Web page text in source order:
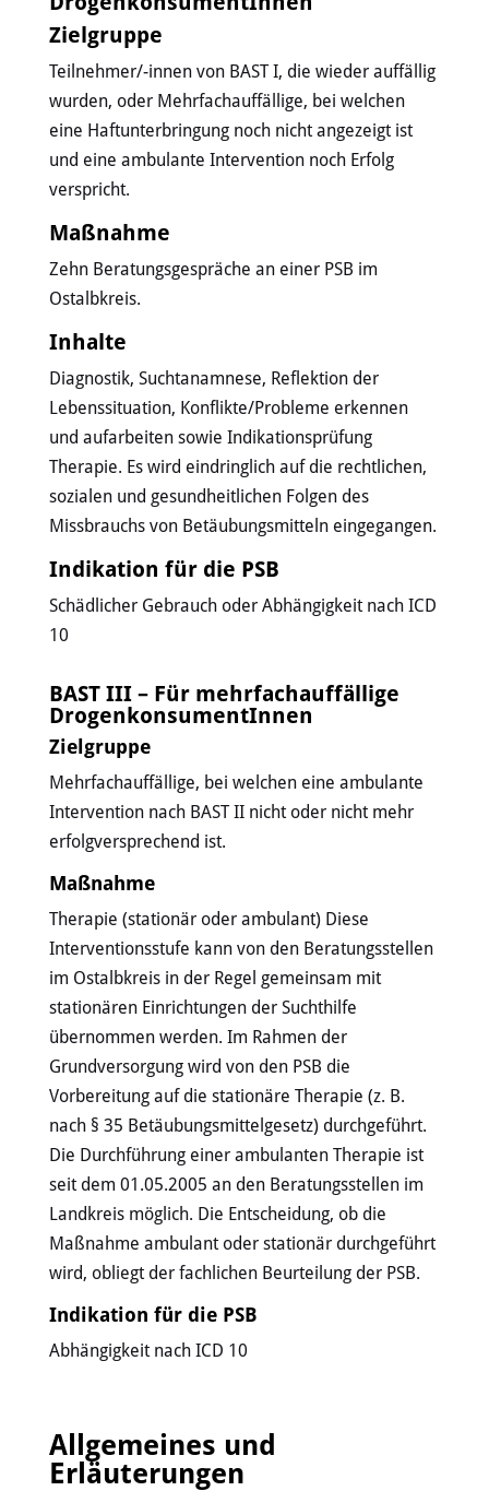
Zielgruppe
Teilnehmer/-innen von BAST I, die wieder auffällig
wurden, oder Mehrfachauffällige, bei welchen
eine Haftunterbringung noch nicht angezeigt ist
und eine ambulante Intervention noch Erfolg
verspricht.
Maßnahme
Zehn Beratungsgespräche an einer PSB im
Ostalbkreis.
Inhalte
Diagnostik, Suchtanamnese, Reflektion der
Lebenssituation, Konflikte/Probleme erkennen
und aufarbeiten sowie Indikationsprüfung
Therapie. Es wird eindringlich auf die rechtlichen,
sozialen und gesundheitlichen Folgen des
Missbrauchs von Betäubungsmitteln eingegangen.
Indikation für die PSB
Schädlicher Gebrauch oder Abhängigkeit nach ICD
10
BAST III – Für mehrfachauffällige
DrogenkonsumentInnen
Zielgruppe
Mehrfachauffällige, bei welchen eine ambulante
Intervention nach BAST II nicht oder nicht mehr
erfolgversprechend ist.
Maßnahme
Therapie (stationär oder ambulant) Diese
Interventionsstufe kann von den Beratungsstellen
im Ostalbkreis in der Regel gemeinsam mit
stationären Einrichtungen der Suchthilfe
übernommen werden. Im Rahmen der
Grundversorgung wird von den PSB die
Vorbereitung auf die stationäre Therapie (z. B.
nach § 35 Betäubungsmittelgesetz) durchgeführt.
Die Durchführung einer ambulanten Therapie ist
seit dem 01.05.2005 an den Beratungsstellen im
Landkreis möglich. Die Entscheidung, ob die
Maßnahme ambulant oder stationär durchgeführt
wird, obliegt der fachlichen Beurteilung der PSB.
Indikation für die PSB
Abhängigkeit nach ICD 10
Allgemeines und
Erläuterungen